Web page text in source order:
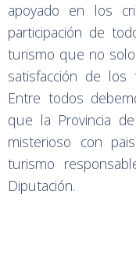
apoyado en los
participación de
turismo que no
satisfacción de
Entre todos
que la Provincia
misterioso con
turismo
Diputación.